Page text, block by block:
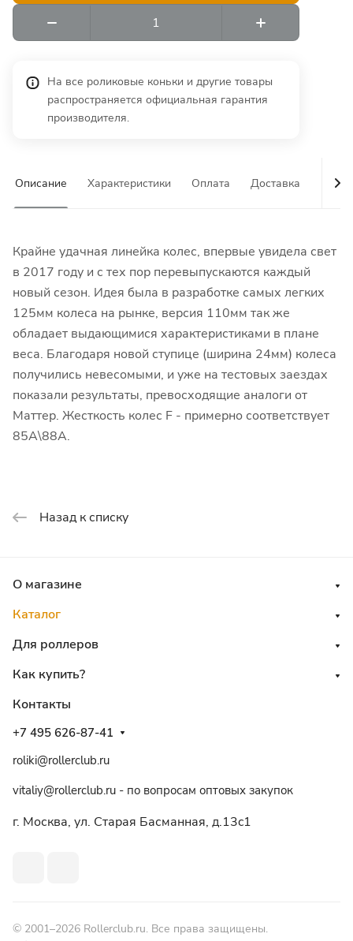
На все роликовые коньки и другие товары
распространяется официальная гарантия
производителя.
Описание Характеристики Оплата Доставка
Крайне удачная линейка колес, впервые увидела свет
в 2017 году и с тех пор перевыпускаются каждый
новый сезон. Идея была в разработке самых легких
125мм колеса на рынке, версия 110мм так же
обладает выдающимися характеристиками в плане
веса. Благодаря новой ступице (ширина 24мм) колеса
получились невесомыми, и уже на тестовых заездах
показали результаты, превосходящие аналоги от
Маттер. Жесткость колес F - примерно соответствует
85А\88А.
Назад к списку
О магазине
Каталог
Для роллеров
Как купить?
Контакты
+7 495 626-87-41
roliki@rollerclub.ru
vitaliy@rollerclub.ru - по вопросам оптовых закупок
г. Москва, ул. Старая Басманная, д.13c1
© 2001–2026 Rollerclub.ru. Все права защищены.